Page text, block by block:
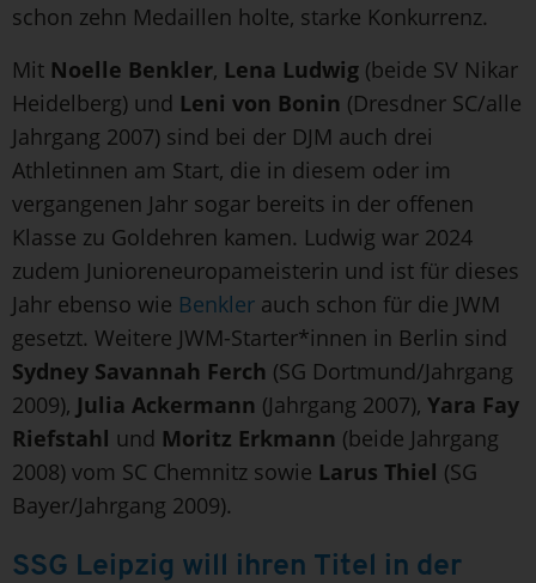
schon zehn Medaillen holte, starke Konkurrenz.
Mit Noelle Benkler, Lena Ludwig (beide SV Nikar
Heidelberg) und Leni von Bonin (Dresdner SC/alle
Jahrgang 2007) sind bei der DJM auch drei
Athletinnen am Start, die in diesem oder im
vergangenen Jahr sogar bereits in der offenen
Klasse zu Goldehren kamen. Ludwig war 2024
zudem Junioreneuropameisterin und ist für dieses
Jahr ebenso wie Benkler auch schon für die JWM
gesetzt. Weitere JWM-Starter*innen in Berlin sind
Sydney Savannah Ferch (SG Dortmund/Jahrgang
2009), Julia Ackermann (Jahrgang 2007), Yara Fay
Riefstahl und Moritz Erkmann (beide Jahrgang
2008) vom SC Chemnitz sowie Larus Thiel (SG
Bayer/Jahrgang 2009).
SSG Leipzig will ihren Titel in der